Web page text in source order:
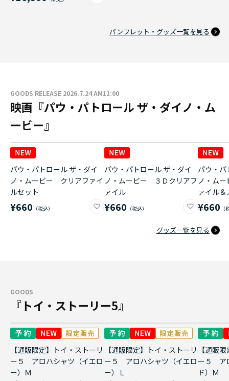
パンフレット・グッズ一覧を見る
GOODS RELEASE 2026.7.24 AM11:00
映画『パウ・パトロール ザ・ダイノ・ム
ービー』
パウ・パトロール ザ・ダイ
ノ・ムービー クリアファイ
ルセット
¥660
パウ・パトロール ザ・ダイ
ノ・ムービー ３Ｄクリアフ
ァイル
¥660
パウ・パ
ノ・ム
ァイル
¥660
グッズ一覧を見る
GOODS
『トイ・ストーリー5』
【通販限定】トイ・ストーリ
ー５ アロハシャツ（イエロ
ー）Ｍ
【通販限定】トイ・ストーリ
ー５ アロハシャツ（イエロ
ー）Ｌ
【通販
ー５ ア
ド）Ｍ